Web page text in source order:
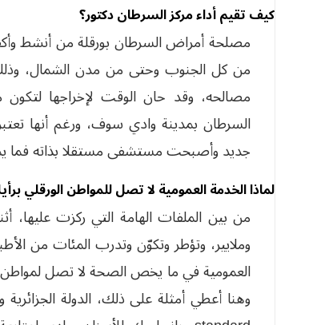
كيف تقيم أداء مركز السرطان دكتور؟
مصلحة أمراض السرطان بورقلة من أنشط
من كل الجنوب وحتى من مدن الشمال،
مصالحه، وقد حان الوقت لإخراجها
السرطان بمدينة وادي سوف، ورغم أنها
جديد وأصبحت مستشفى مستقلا بذاته فما
لماذا الخدمة العمومية لا تصل للمواطن الورقلي
من بين الملفات الهامة التي ركزت عليها،
وملايير، وتؤطر وتكوّن وتدرب المئات من
العمومية في ما يخص الصحة لا تصل لمواطن